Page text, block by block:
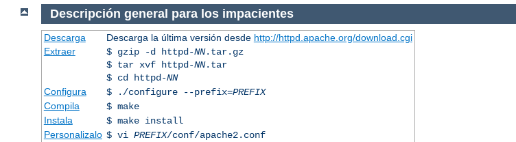
Descripción general para los impacientes
Descarga Descarga la última versión desde http://httpd.apache.org/download.cgi
Extraer
$ gzip -d httpd-NN.tar.gz
$ tar xvf httpd-NN.tar
$ cd httpd-NN
Configura
$ ./configure --prefix=PREFIX
Compila
$ make
Instala
$ make install
Personalizalo $ vi PREFIX/conf/apache2.conf